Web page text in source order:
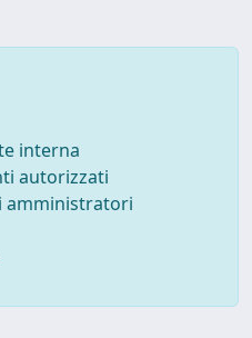
interna
autorizzati
amministratori